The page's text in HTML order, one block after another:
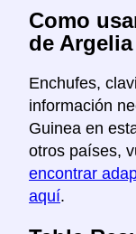
Como
de
Enchufes,
información
Guinea en
otros países,
encontrar
aquí.